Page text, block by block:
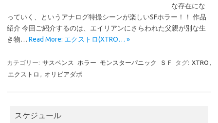
な存在にな
っていく、というアナログ特撮シーンが楽しいSFホラー！！ 作品
紹介 今回ご紹介するのは、エイリアンにさらわれた父親が別な生
き物… Read More: エクストロ(XTRO… »
カテゴリー: サスペンス ホラー モンスターパニック ＳＦ タグ: XTRO ,
エクストロ , オリビアダボ
スケジュール